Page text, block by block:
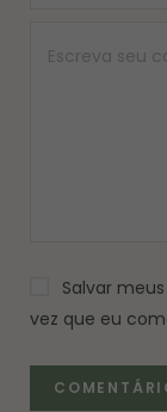
Salvar
vez que eu